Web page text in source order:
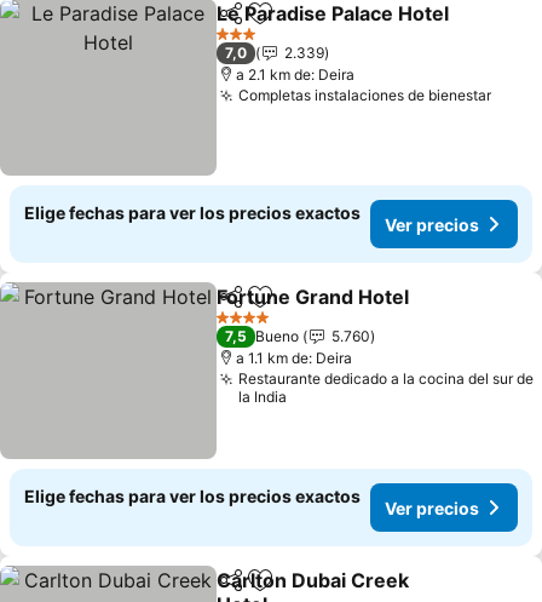
CompartirAgregar a favoritos
Le Paradise Palace Hotel
3 Estrellas
7,0
2.339
a 2.1 km de: Deira
Completas instalaciones de bienestar
Elige fechas para ver los precios exactos
Ver precios
CompartirAgregar a favoritos
Fortune Grand Hotel
4 Estrellas
7,5 Bueno
5.760
a 1.1 km de: Deira
Restaurante dedicado a la cocina del sur de
la India
Elige fechas para ver los precios exactos
Ver precios
CompartirAgregar a favoritos
Carlton Dubai Creek